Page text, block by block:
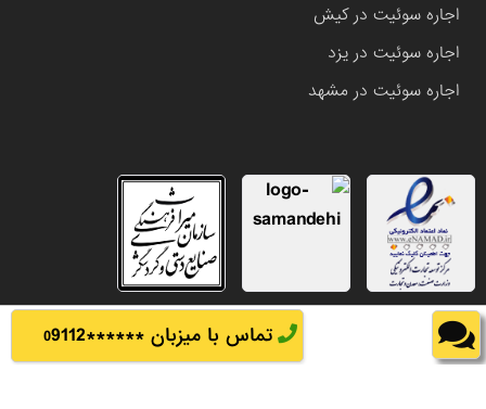
تماس با میزبان ****** 09112
اجاره سوئیت در کیش
اجاره سوئیت در یزد
اجاره سوئیت در مشهد
تمامی حقوق این وب سایت متعلق به املاک باشی می باشد.